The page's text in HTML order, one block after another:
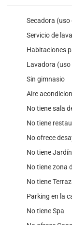
Secadora
Servicio de
Habitaciones
Lavadora
Sin gimnasio
Aire
No tiene sala
No tiene
No ofrece
No tiene Jardín
No tiene zona
No tiene
Parking en la
No tiene Spa